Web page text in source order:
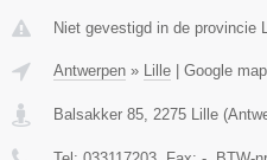
Niet gevestigd in de provincie
Antwerpen » Lille | Google
Balsakker 85 2275 Lille (